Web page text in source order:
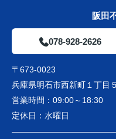
阪田
078-928-2626
〒673-0023
兵庫県明石市西新町１丁目
営業時間： 09:00～18:30
定休日： 水曜日